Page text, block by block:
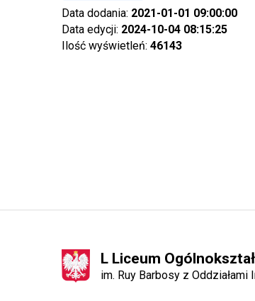
Data dodania: 2021-01-01 09:00:00
Data edycji: 2024-10-04 08:15:25
Ilość wyświetleń: 46143
L Liceum
im. Ruy Barbosy z